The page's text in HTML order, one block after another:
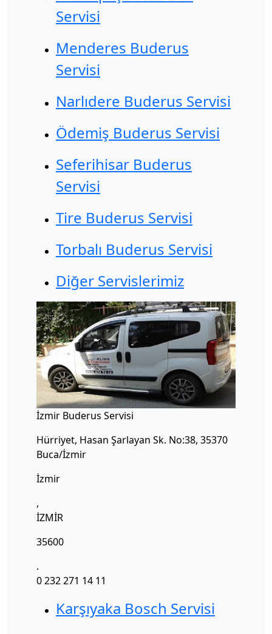
Servisi
Menderes Buderus
Servisi
Narlıdere Buderus Servisi
Ödemiş Buderus Servisi
Seferihisar Buderus
Servisi
Tire Buderus Servisi
Torbalı Buderus Servisi
Diğer Servislerimiz
İzmir Buderus Servisi
Hürriyet, Hasan Şarlayan Sk. No:38, 35370
Buca/İzmir
İzmir
,
İZMİR
35600
.
0 232 271 14 11
Karşıyaka Bosch Servisi